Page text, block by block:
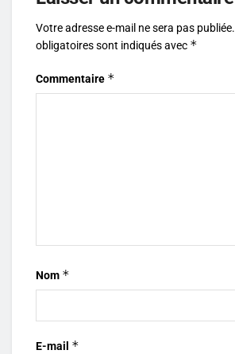
Votre adresse e-mail ne sera pas publiée.
obligatoires sont indiqués avec *
Commentaire *
Nom *
E-mail *